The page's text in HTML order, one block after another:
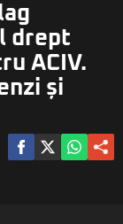
drept
ACIV.
și